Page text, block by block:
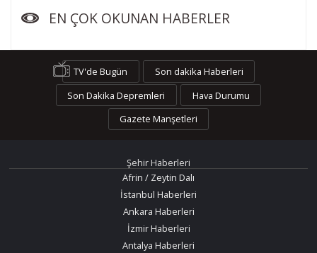
EN ÇOK OKUNAN HABERLER
TV'de Bugün
Son dakika Haberleri
Son Dakika Depremleri
Hava Durumu
Gazete Manşetleri
Şehir Haberleri
Afrin / Zeytin Dalı
İstanbul Haberleri
Ankara Haberleri
İzmir Haberleri
Antalya Haberleri